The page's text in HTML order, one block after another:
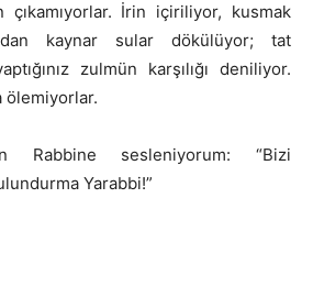
çıkamıyorlar. İrin içiriliyor, kusmak
kaynar sular dökülüyor; tat
zulmün karşılığı deniliyor.
ölemiyorlar.
Rabbine sesleniyorum: “Bizi
Yarabbi!”